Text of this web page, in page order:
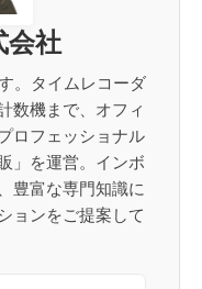
会社
。タイムレコーダ
数機まで、オフィ
ロフェッショナル
」を運営。インボ
豊富な専門知識に
ョンをご提案して